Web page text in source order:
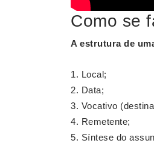
Como se
A estrutura de
Local;
Data;
Vocativo
Remetente;
Síntese do